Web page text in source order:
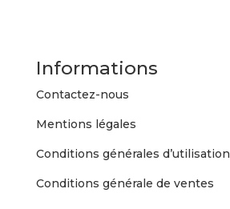
Informations
Contactez-nous
Mentions légales
Conditions générales d’utilisation
Conditions générale de ventes